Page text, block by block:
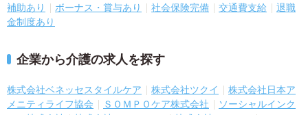
補助あり
ボーナス・賞与あり 社会保険完備 交通費支給
退職
金制度あり
企業から介護の求人を探す
株式会社ベネッセスタイルケア 株式会社ツクイ
株式会社日本ア
メニティライフ協会
ＳＯＭＰＯケア株式会社
ソーシャルインク